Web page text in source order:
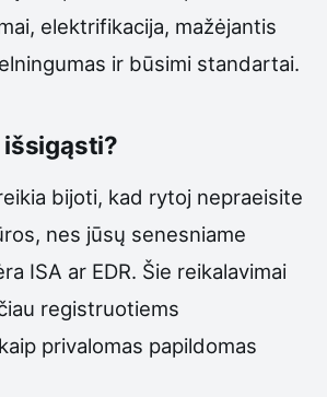
elektrifikacija, mažėjantis
ir būsimi standartai.
išsigąsti?
bijoti, kad rytoj nepraeisite
nes jūsų senesniame
ISA ar EDR. Šie reikalavimai
registruotiems
privalomas papildomas